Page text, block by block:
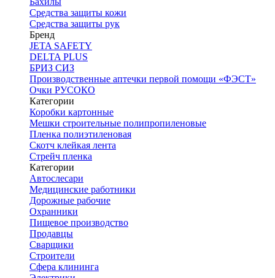
Средства защиты кожи
Средства защиты рук
Бренд
JETA SAFETY
DELTA PLUS
БРИЗ СИЗ
Производственные аптечки первой помощи «ФЭСТ»
Очки РУСОКО
Категории
Коробки картонные
Мешки строительные полипропиленовые
Пленка полиэтиленовая
Скотч клейкая лента
Стрейч пленка
Категории
Автослесари
Медицинские работники
Дорожные рабочие
Охранники
Пищевое производство
Продавцы
Сварщики
Строители
Сфера клининга